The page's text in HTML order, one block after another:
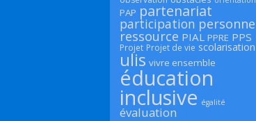
PAP partenariat
participation personne
ressource PIAL PPRE PPS
Projet Projet de vie scolarisation
ulis vivre ensemble
éducation
inclusive égalité
évaluation